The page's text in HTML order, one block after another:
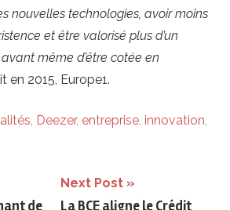
nouvelles technologies, avoir moins
et être valorisé plus d’un
même d’être cotée en
en 2015, Europe1.
, Deezer, entreprise, innovation,
de
Next Post
La BCE aligne le Crédit